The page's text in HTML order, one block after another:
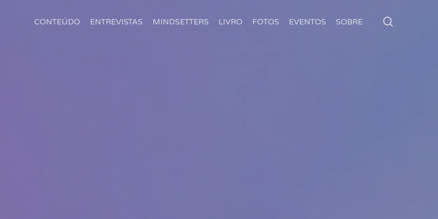
CONTEÚDO ENTREVISTAS MINDSETTERS LIVRO FOTOS EVENTOS SOBRE